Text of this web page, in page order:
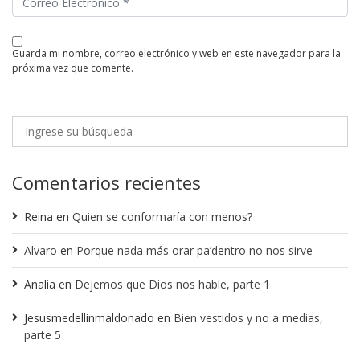
guarda mi nombre, correo electrónico y web en este navegador para la
próxima vez que comente.
Comentarios recientes
Reina en Quien se conformaría con menos?
Alvaro en Porque nada más orar pa’dentro no nos sirve
Analia en Dejemos que Dios nos hable, parte 1
Jesusmedellinmaldonado en Bien vestidos y no a medias,
parte 5